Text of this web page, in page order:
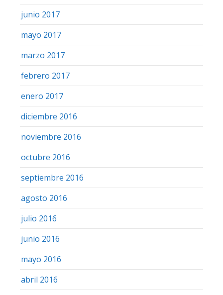
junio 2017
mayo 2017
marzo 2017
febrero 2017
enero 2017
diciembre 2016
noviembre 2016
octubre 2016
septiembre 2016
agosto 2016
julio 2016
junio 2016
mayo 2016
abril 2016